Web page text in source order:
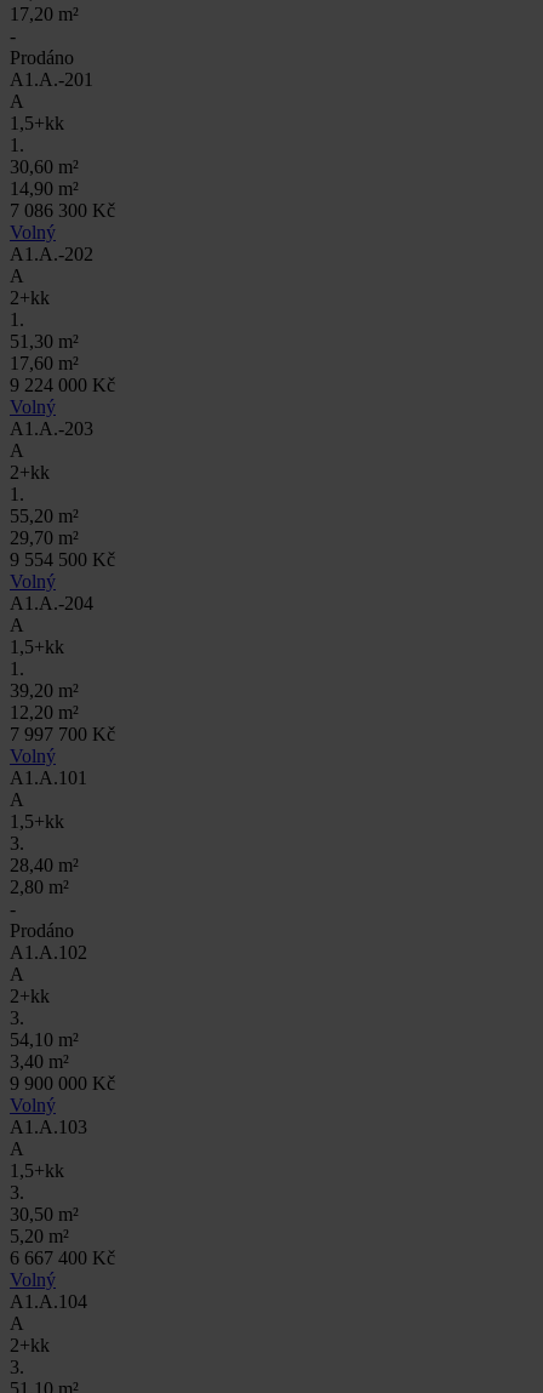
17,20 m²
-
Prodáno
A1.A.-201
A
1,5+kk
1.
30,60 m²
14,90 m²
7 086 300 Kč
Volný
A1.A.-202
A
2+kk
1.
51,30 m²
17,60 m²
9 224 000 Kč
Volný
A1.A.-203
A
2+kk
1.
55,20 m²
29,70 m²
9 554 500 Kč
Volný
A1.A.-204
A
1,5+kk
1.
39,20 m²
12,20 m²
7 997 700 Kč
Volný
A1.A.101
A
1,5+kk
3.
28,40 m²
2,80 m²
-
Prodáno
A1.A.102
A
2+kk
3.
54,10 m²
3,40 m²
9 900 000 Kč
Volný
A1.A.103
A
1,5+kk
3.
30,50 m²
5,20 m²
6 667 400 Kč
Volný
A1.A.104
A
2+kk
3.
51,10 m²